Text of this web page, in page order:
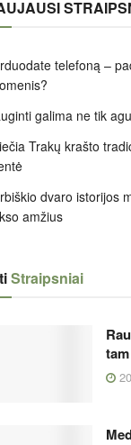
telefoną –
galima ne tik
Trakų krašto
dvaro istorijos
amžius
Straipsniai